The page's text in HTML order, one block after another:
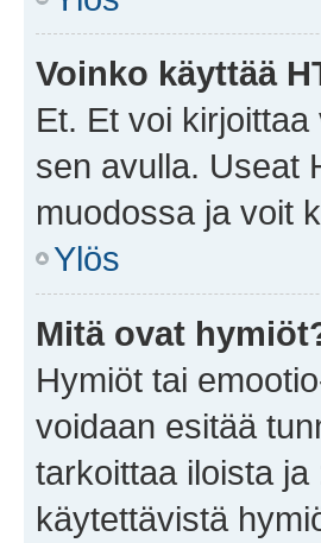
Voinko käyttää
Et. Et voi
sen avulla. Useat
muodossa ja voit
Ylös
Mitä ovat
Hymiöt tai
voidaan esitää
tarkoittaa iloista
käytettävistä